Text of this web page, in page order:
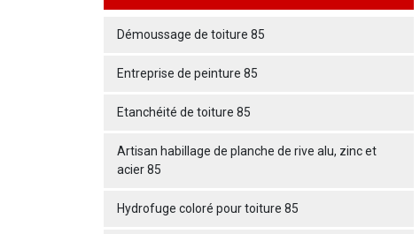
Démoussage de toiture 85
Entreprise de peinture 85
Etanchéité de toiture 85
Artisan habillage de planche de rive alu, zinc et
acier 85
Hydrofuge coloré pour toiture 85